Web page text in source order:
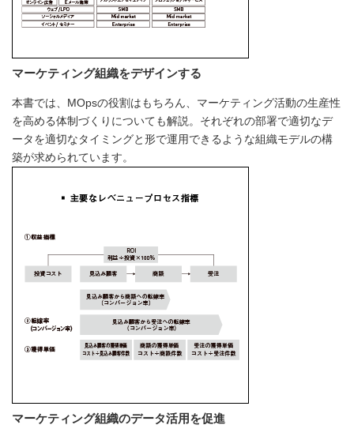
マーケティング組織をデザインする
本書では、MOpsの役割はもちろん、マーケティング活動の生産性
を高める体制づくりについても解説。それぞれの部署で適切なデ
ータを適切なタイミングと形で運用できるような組織モデルの構
築が求められています。
マーケティング組織のデータ活用を促進